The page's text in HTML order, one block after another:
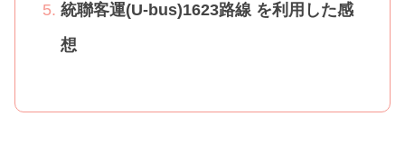
統聯客運(U-bus)1623路線 を利用した感
想